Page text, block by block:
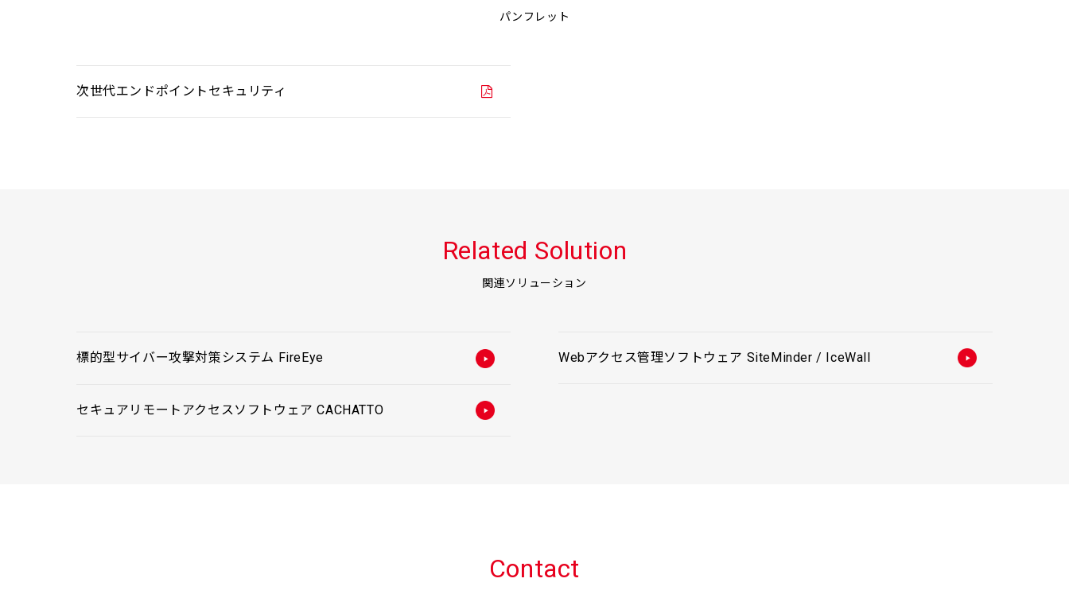
パンフレット
次世代エンドポイントセキュリティ
Related Solution
関連ソリューション
標的型サイバー攻撃対策システム FireEye Webアクセス管理ソフトウェア SiteMinder / IceWall
セキュアリモートアクセスソフトウェア CACHATTO
Contact